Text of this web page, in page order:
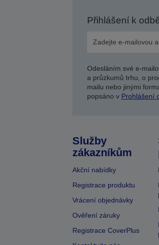
Přihlášení k
Odesláním své e-
a průzkumů trhu, o
mailu nebo jinými
popsáno v Prohlášení
Služby
zákazníkům
Akční nabídky
Registrace produktu
Vrácení objednávky
Ověření záruky
Registrace CoverPlus